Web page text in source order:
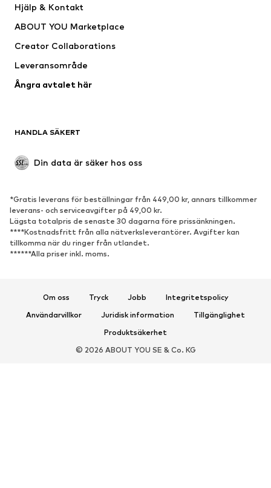
Underkläder
Kappor
Badkläder
Upcycling
Populärt
Sneakers
Stövletter
Pumps & högklackade skor
Stövlar
Sandaler
Pantoletter
Inneskor
Exklusiv
Hjälp & Kontakt
ABOUT YOU Marketplace
Creator Collaborations
Leveransområde
Ångra avtalet här
HANDLA SÄKERT
Din data är säker hos oss
*Gratis leverans för beställningar från 449,00 kr, annars tillkommer
leverans- och serviceavgifter på 49,00 kr.
Lägsta totalpris de senaste 30 dagarna före prissänkningen.
****Kostnadsfritt från alla nätverksleverantörer. Avgifter kan
tillkomma när du ringer från utlandet.
******Alla priser inkl. moms.
Om oss Tryck Jobb
Integritetspolicy
Användarvillkor
Juridisk information
Tillgänglighet
Produktsäkerhet
© 2026 ABOUT YOU SE & Co. KG